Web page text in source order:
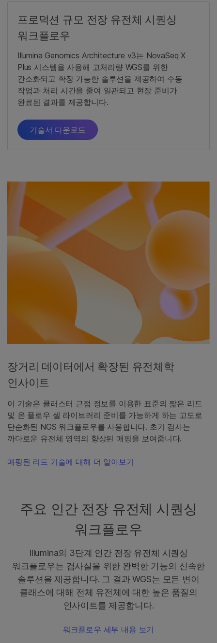
프로덕션 규모 전장 유전체 시퀀싱
워크플로우
Illumina Genomics Architecture v3는 NovaSeq X
Plus 시스템을 사용해 고처리량 WGS를 위한
간소화되고 확장 가능한 솔루션을 제공하여 수동
작업과 처리 시간을 줄여 일관되고 현장 준비가
완료된 결과를 제공합니다.
기술서 다운로드
장거리 데이터에서 확장된 유전체학
인사이트
이 기술은 클러스터 근접 정보를 이용한 표준의 짧은 리드
및 온 플로우 셀 라이브러리 준비를 가능하게 하는 고도로
단순화된 NGS 워크플로우를 사용합니다. 초기 검사는
까다로운 유전체 영역의 향상된 매핑을 보여줍니다.
매핑된 리드 기술에 대해 더 알아보기
주요 인간 전장 유전체 시퀀싱
워크플로우
Illumina의 3단계 인간 전장 유전체 시퀀싱
워크플로우는 검사실을 위한 완벽한 기능의 신속한
솔루션을 제공합니다. 그 결과 WGS는 모든 변이
클래스에 대해 전체 유전체에 대한 높은 품질의
인사이트를 제공합니다.
워크플로우 세부 내용 보기